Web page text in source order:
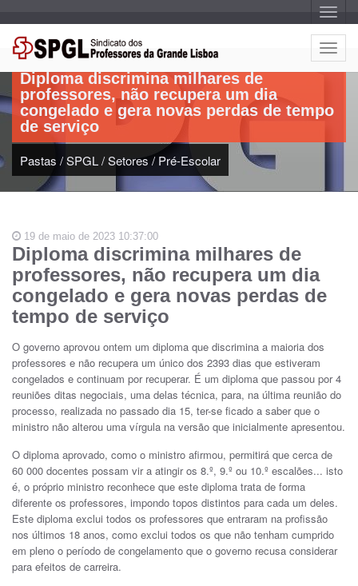
A
l
t
e
r
a
g
o
A
l
r
a
a
Artigo:
Diploma discrimina milhares de
professores, não recupera um dia
congelado e gera novas perdas de tempo
de serviço
Pastas /SPGL/Setores/Pré-Escolar
19 de maio de 2023 10:37:00
Diploma discrimina milhares de
professores, não recupera um dia
congelado e gera novas perdas de
tempo de serviço
O governo aprovou ontem um diploma que discrimina a maioria dos
professores e não recupera um único dos 2393 dias que estiveram
congelados e continuam por recuperar. É um diploma que passou por 4
reuniões ditas negociais, uma delas técnica, para, na última reunião do
processo, realizada no passado dia 15, ter-se ficado a saber que o
ministro não alterou uma vírgula na versão que inicialmente apresentou.
O diploma aprovado, como o ministro afirmou, permitirá que cerca de
60 000 docentes possam vir a atingir os 8.º, 9.º ou 10.º escalões... isto
é, o próprio ministro reconhece que este diploma trata de forma
diferente os professores, impondo topos distintos para cada um deles.
Este diploma exclui todos os professores que entraram na profissão
nos últimos 18 anos, como exclui todos os que não tenham cumprido
em pleno o período de congelamento que o governo recusa considerar
para efeitos de carreira.